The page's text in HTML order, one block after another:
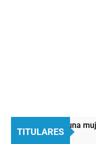
TITULARES
detuvieron a una